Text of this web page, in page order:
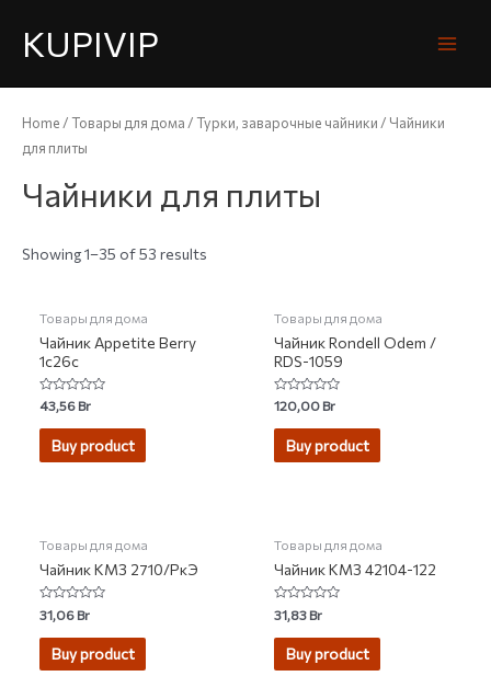
KUPIVIP
Home /Товары для дома /Турки, заварочные чайники / Чайники
для плиты
Чайники для плиты
Showing 1–35 of 53 results
Товары для дома
Чайник Appetite Berry
1c26c
Rated
0
out
43,56Br
Buy product
Товары для дома
Чайник Rondell Odem /
RDS-1059
Rated
0
out
120,00Br
Buy product
Товары для дома
Чайник КМЗ 2710/РкЭ
Rated
0
out
31,06Br
Buy product
Товары для дома
Чайник КМЗ 42104-122
Rated
0
out
31,83Br
Buy product